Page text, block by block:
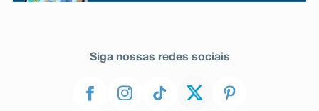
Siga nossas redes sociais